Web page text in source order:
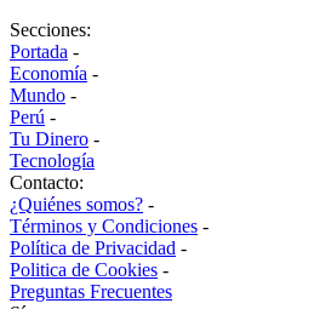
Secciones:
Portada -
Economía -
Mundo -
Perú -
Tu Dinero -
Tecnología
Contacto:
¿Quiénes somos? -
Términos y Condiciones -
Política de Privacidad -
Politica de Cookies -
Preguntas Frecuentes